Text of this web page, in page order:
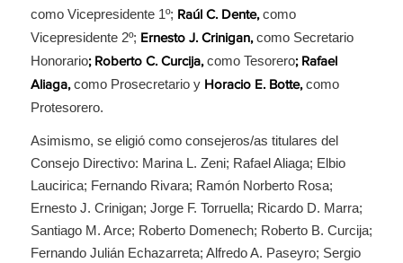
como Vicepresidente 1º; Raúl C. Dente, como
Vicepresidente 2º; Ernesto J. Crinigan, como Secretario
Honorario; Roberto C. Curcija, como Tesorero; Rafael
Aliaga, como Prosecretario y Horacio E. Botte, como
Protesorero.
Asimismo, se eligió como consejeros/as titulares del
Consejo Directivo: Marina L. Zeni; Rafael Aliaga; Elbio
Laucirica; Fernando Rivara; Ramón Norberto Rosa;
Ernesto J. Crinigan; Jorge F. Torruella; Ricardo D. Marra;
Santiago M. Arce; Roberto Domenech; Roberto B. Curcija;
Fernando Julián Echazarreta; Alfredo A. Paseyro; Sergio